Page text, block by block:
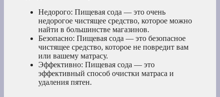
Недорого: Пищевая сода — это очень
недорогое чистящее средство, которое можно
найти в большинстве магазинов.
Безопасно: Пищевая сода — это безопасное
чистящее средство, которое не повредит вам
или вашему матрасу.
Эффективно: Пищевая сода — это
эффективный способ очистки матраса и
удаления пятен.